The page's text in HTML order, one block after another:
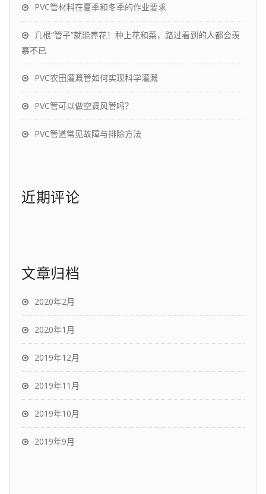
PVC管材料在夏季和冬季的作业要求
几根“管子”就能养花！种上花和菜，路过看到的人都会羡
慕不已
PVC农田灌溉管如何实现科学灌溉
PVC管可以做空调风管吗？
PVC管道常见故障与排除方法
近期评论
文章归档
2020年2月
2020年1月
2019年12月
2019年11月
2019年10月
2019年9月